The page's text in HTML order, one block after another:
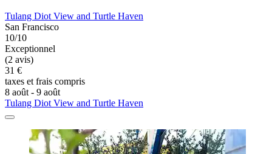
Tulang Diot View and Turtle Haven
San Francisco
10/10
Exceptionnel
(2 avis)
31 €
taxes et frais compris
8 août - 9 août
Tulang Diot View and Turtle Haven